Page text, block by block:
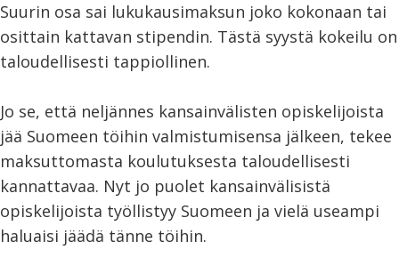
Suurin osa sai lukukausimaksun joko kokonaan tai
osittain kattavan stipendin. Tästä syystä kokeilu on
taloudellisesti tappiollinen.
Jo se, että neljännes kansainvälisten opiskelijoista
jää Suomeen töihin valmistumisensa jälkeen, tekee
maksuttomasta koulutuksesta taloudellisesti
kannattavaa. Nyt jo puolet kansainvälisistä
opiskelijoista työllistyy Suomeen ja vielä useampi
haluaisi jäädä tänne töihin.